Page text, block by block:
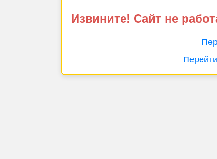
Извините! Сайт не